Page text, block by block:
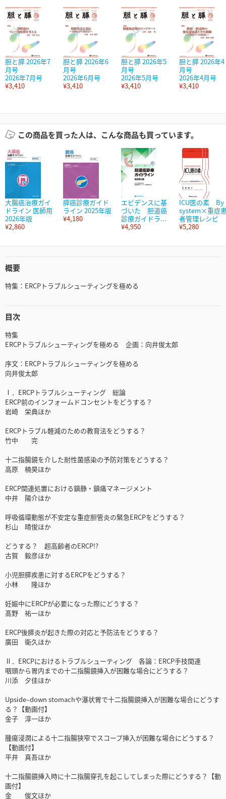
胆と膵 2026年7
月号
2026年7月号
¥3,410
胆と膵 2026年6
月号
2026年6月号
¥3,410
胆と膵 2026年5
月号
2026年5月号
¥3,410
胆と膵 2026年4
月号
2026年4月号
¥3,410
この商品を買った人は、こんな商品も買っています。
大腸癌治療ガイ
ドライン 医師用
2026年版
¥2,860
膵癌診療ガイド
ライン 2025年版
¥4,180
エビデンスに基
づいた 胆道癌
診療ガイドラ...
¥4,950
ICU医の素 By
system×重症
者管理レシピ
¥5,280
概要
特集：ERCPトラブルシューティングを極める
目次
特集
ERCPトラブルシューティングを極める 企画：向井俊太郎
序文：ERCPトラブルシューティングを極める
向井俊太郎
Ⅰ．ERCPトラブルシューティング 総論
ERCP前のインフォームドコンセントをどうする？
岩崎 栄典ほか
ERCPトラブル軽減のための教育法をどうする？
竹中 完
十二指腸鏡を介した耐性菌感染の予防対策をどうする？
高原 楠昊ほか
ERCP関連処置における鎮静・鎮痛マネージメント
中井 陽介ほか
呼吸循環動態が不安定な重症胆管炎の緊急ERCPをどうする？
杉山 晴俊ほか
どうする？ 超高齢者のERCP!?
古賀 毅彦ほか
小児胆膵疾患に対するERCPをどうする？
小林 隆ほか
妊娠中にERCPが必要になった際にどうする？
髙野 祐一ほか
ERCP後膵炎が起きた際の対応と予防法をどうする？
廣田 衛久ほか
Ⅱ．ERCPにおけるトラブルシューティング 各論：ERCP手技関連
咽頭から胃内までの十二指腸鏡挿入が困難な場合にどうする？
川添 夕佳ほか
Upside‒down stomachや瀑状胃で十二指腸鏡挿入が困難な場合にどうす
る？【動画付】
金子 淳一ほか
腫瘍浸潤による十二指腸狭窄でスコープ挿入が困難な場合にどうする？
【動画付】
平井 真吾ほか
十二指腸鏡挿入時に十二指腸穿孔を起こしてしまった際にどうする？【動
画付】
金 俊文ほか